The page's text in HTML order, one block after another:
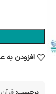
افزودن به